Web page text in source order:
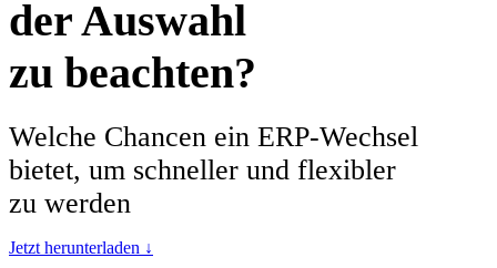
der Auswahl
zu beachten?
Welche Chancen ein ERP-Wechsel
bietet, um schneller und flexibler
zu werden
Jetzt herunterladen ↓